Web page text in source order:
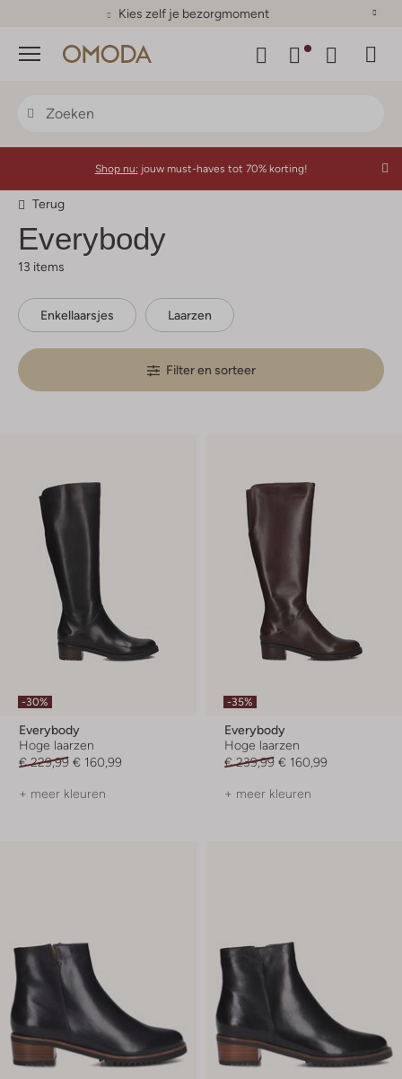
Kies zelf je bezorgmoment
Menu
Shop nu: jouw must-haves tot 70% korting!
Terug
Everybody
13 items
Enkellaarsjes Laarzen
Filter en sorteer
-30%
Everybody
Hoge laarzen
€ 229,99 € 160,99
+ meer kleuren
-35%
Everybody
Hoge laarzen
€ 239,99 € 160,99
+ meer kleuren